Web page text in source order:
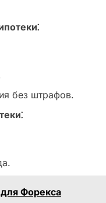
без штрафов.
Форекса